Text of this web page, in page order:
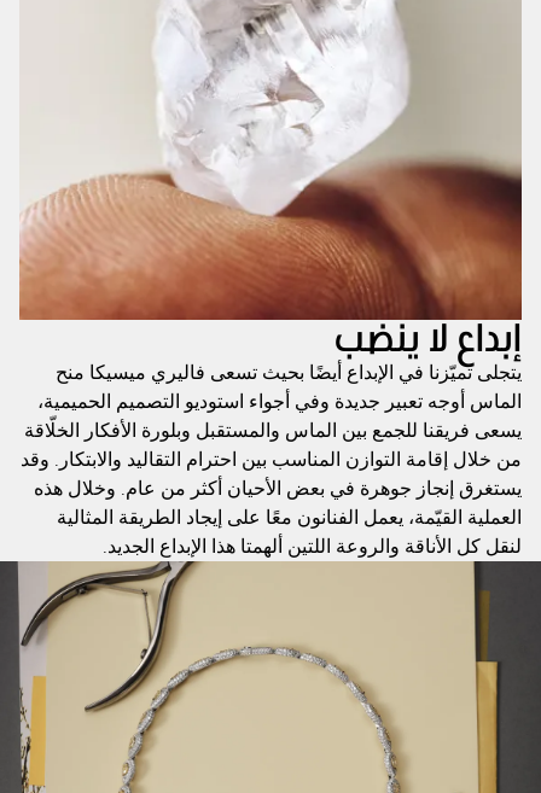
إبداع لا ينضب
يتجلى تميّزنا في الإبداع أيضًا بحيث تسعى فاليري ميسيكا منح
الماس أوجه تعبير جديدة وفي أجواء استوديو التصميم الحميمية،
يسعى فريقنا للجمع بين الماس والمستقبل وبلورة الأفكار الخلّاقة
من خلال إقامة التوازن المناسب بين احترام التقاليد والابتكار. وقد
يستغرق إنجاز جوهرة في بعض الأحيان أكثر من عام. وخلال هذه
العملية القيّمة، يعمل الفنانون معًا على إيجاد الطريقة المثالية
لنقل كل الأناقة والروعة اللتين ألهمتا هذا الإبداع الجديد.